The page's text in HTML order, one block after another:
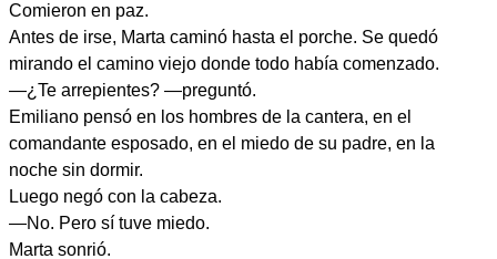
Comieron en paz.
Antes de irse, Marta caminó hasta el porche. Se quedó
mirando el camino viejo donde todo había comenzado.
—¿Te arrepientes? —preguntó.
Emiliano pensó en los hombres de la cantera, en el
comandante esposado, en el miedo de su padre, en la
noche sin dormir.
Luego negó con la cabeza.
—No. Pero sí tuve miedo.
Marta sonrió.